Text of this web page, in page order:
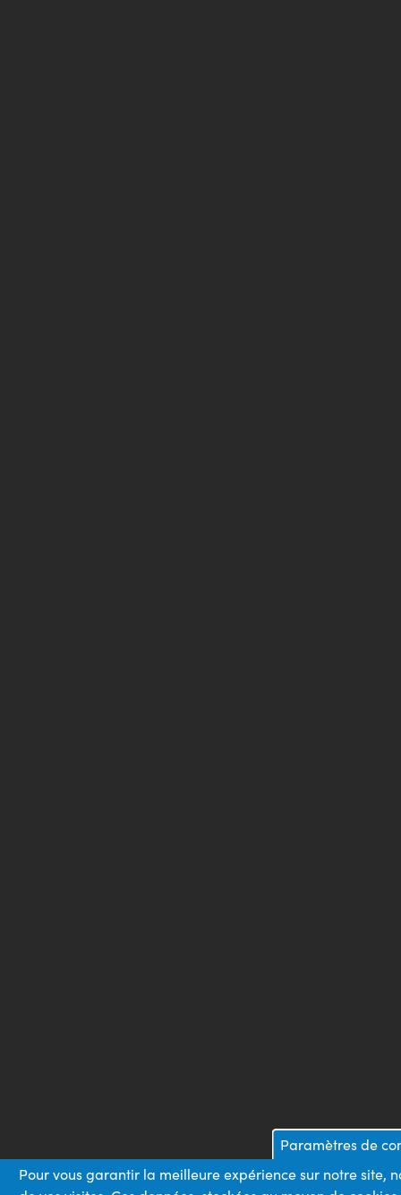
Paramètres de
Pour vous garantir la meilleure expérience sur notre site,